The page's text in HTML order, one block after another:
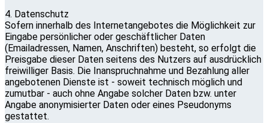
4. Datenschutz
Sofern innerhalb des Internetangebotes die Möglichkeit zur
Eingabe persönlicher oder geschäftlicher Daten
(Emailadressen, Namen, Anschriften) besteht, so erfolgt die
Preisgabe dieser Daten seitens des Nutzers auf ausdrücklich
freiwilliger Basis. Die Inanspruchnahme und Bezahlung aller
angebotenen Dienste ist - soweit technisch möglich und
zumutbar - auch ohne Angabe solcher Daten bzw. unter
Angabe anonymisierter Daten oder eines Pseudonyms
gestattet.